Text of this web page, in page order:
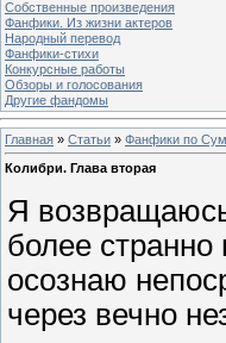
Собственные произведения
Фанфики. Из жизни актеров
Народный перевод
Фанфики-стихи
Конкурсные работы
Обзоры и голосования
Другие фандомы
Главная » Статьи » Фанфики по
Колибри. Глава вторая
Я
более странно
осознаю
через вечно